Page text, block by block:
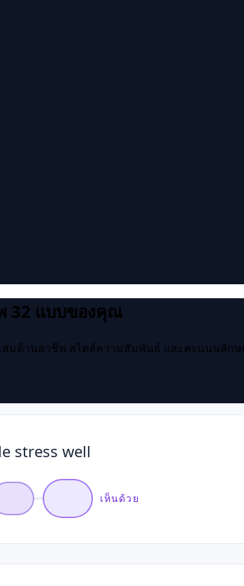
32 แบบของคุณ
สมด้านอาชีพ สไตล์ความสัมพันธ์ และคะแนนลัก
stress well
เห็นด้วย